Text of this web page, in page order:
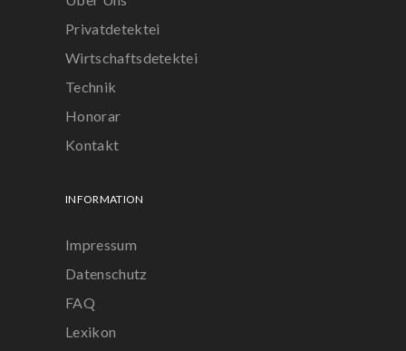
Privatdetektei
Wirtschaftsdetektei
Technik
Honorar
Kontakt
INFORMATION
Impressum
Datenschutz
FAQ
Lexikon